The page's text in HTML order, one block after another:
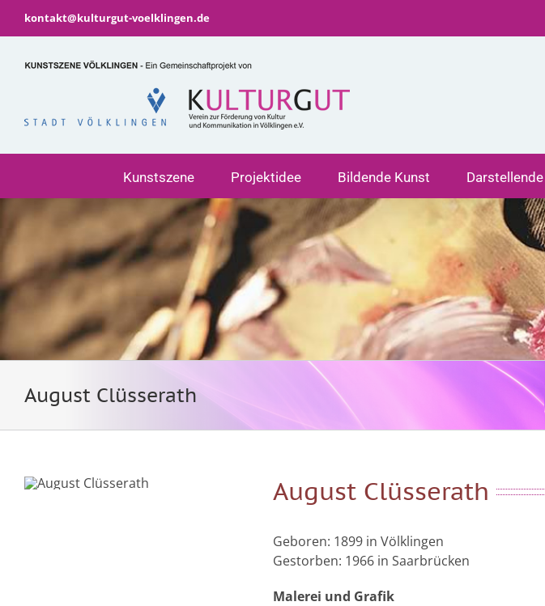
kontakt@kulturgut-voelklingen.de
Kunstszene Projektidee Bildende Kunst
August Clüsserath
August Clüsserath
Geboren: 1899 in Völklingen
Gestorben: 1966 in Saarbrücken
Malerei und Grafik